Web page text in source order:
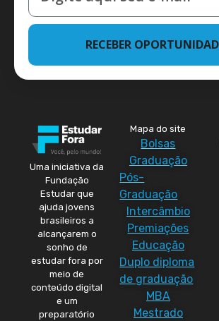
RECEBER
Uma iniciativa da
Fundação
Estudar que
ajuda jovens
brasileiros a
alcançarem o
sonho de
estudar fora por
meio de
conteúdo digital
e um
preparatório
Mapa do site
Bolsas
Graduação
Pós-
Graduação
Intercâmbio
Premiações
Educação
Duplo diploma
de graduação
MBA
Mestrado